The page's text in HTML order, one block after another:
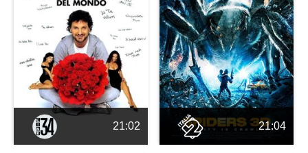
21:02 21:04